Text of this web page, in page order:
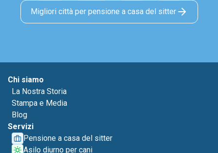
Migliori città per pensione a casa del sitter
Chi siamo
La Nostra Storia
Stampa e Media
Blog
Servizi
Pensione a casa del sitter
Asilo diurno per cani